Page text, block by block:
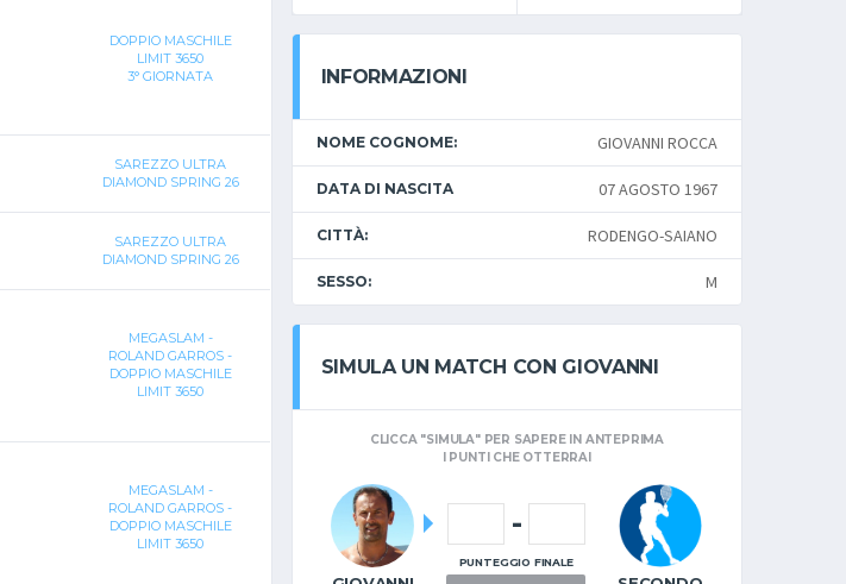
DOPPIO MASCHILE
LIMIT 3650
3° GIORNATA
SAREZZO ULTRA
DIAMOND SPRING 26
SAREZZO ULTRA
DIAMOND SPRING 26
MEGASLAM -
ROLAND GARROS -
DOPPIO MASCHILE
LIMIT 3650
MEGASLAM -
ROLAND GARROS -
DOPPIO MASCHILE
LIMIT 3650
INFORMAZIONI
NOME COGNOME: GIOVANNI ROCCA
DATA DI NASCITA 07 AGOSTO 1967
CITTÀ: RODENGO-SAIANO
SESSO: M
SIMULA UN MATCH CON GIOVANNI
CLICCA "SIMULA" PER SAPERE IN ANTEPRIMA
I PUNTI CHE OTTERRAI
-
PUNTEGGIO FINALE